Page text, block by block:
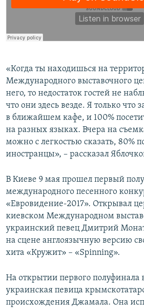
«Когда ты находишься на
Международного выставочного
него, то недостаток гостей не
что они здесь везде. Я только что
в ближайшем кафе, и 100%
на разных языках. Вчера на
можно с легкостью сказать, 80%
иностранцы», – рассказал
В Киеве 9 мая прошел первый
международного песенного
«Евровидение-2017». Открывал
киевском Международном
украинский певец Дмитрий
на сцене англоязычную версию
хита «Кружит» – «Spinning».
На открытии первого полуфинала
украинская певица
происхождения Джамала. Она